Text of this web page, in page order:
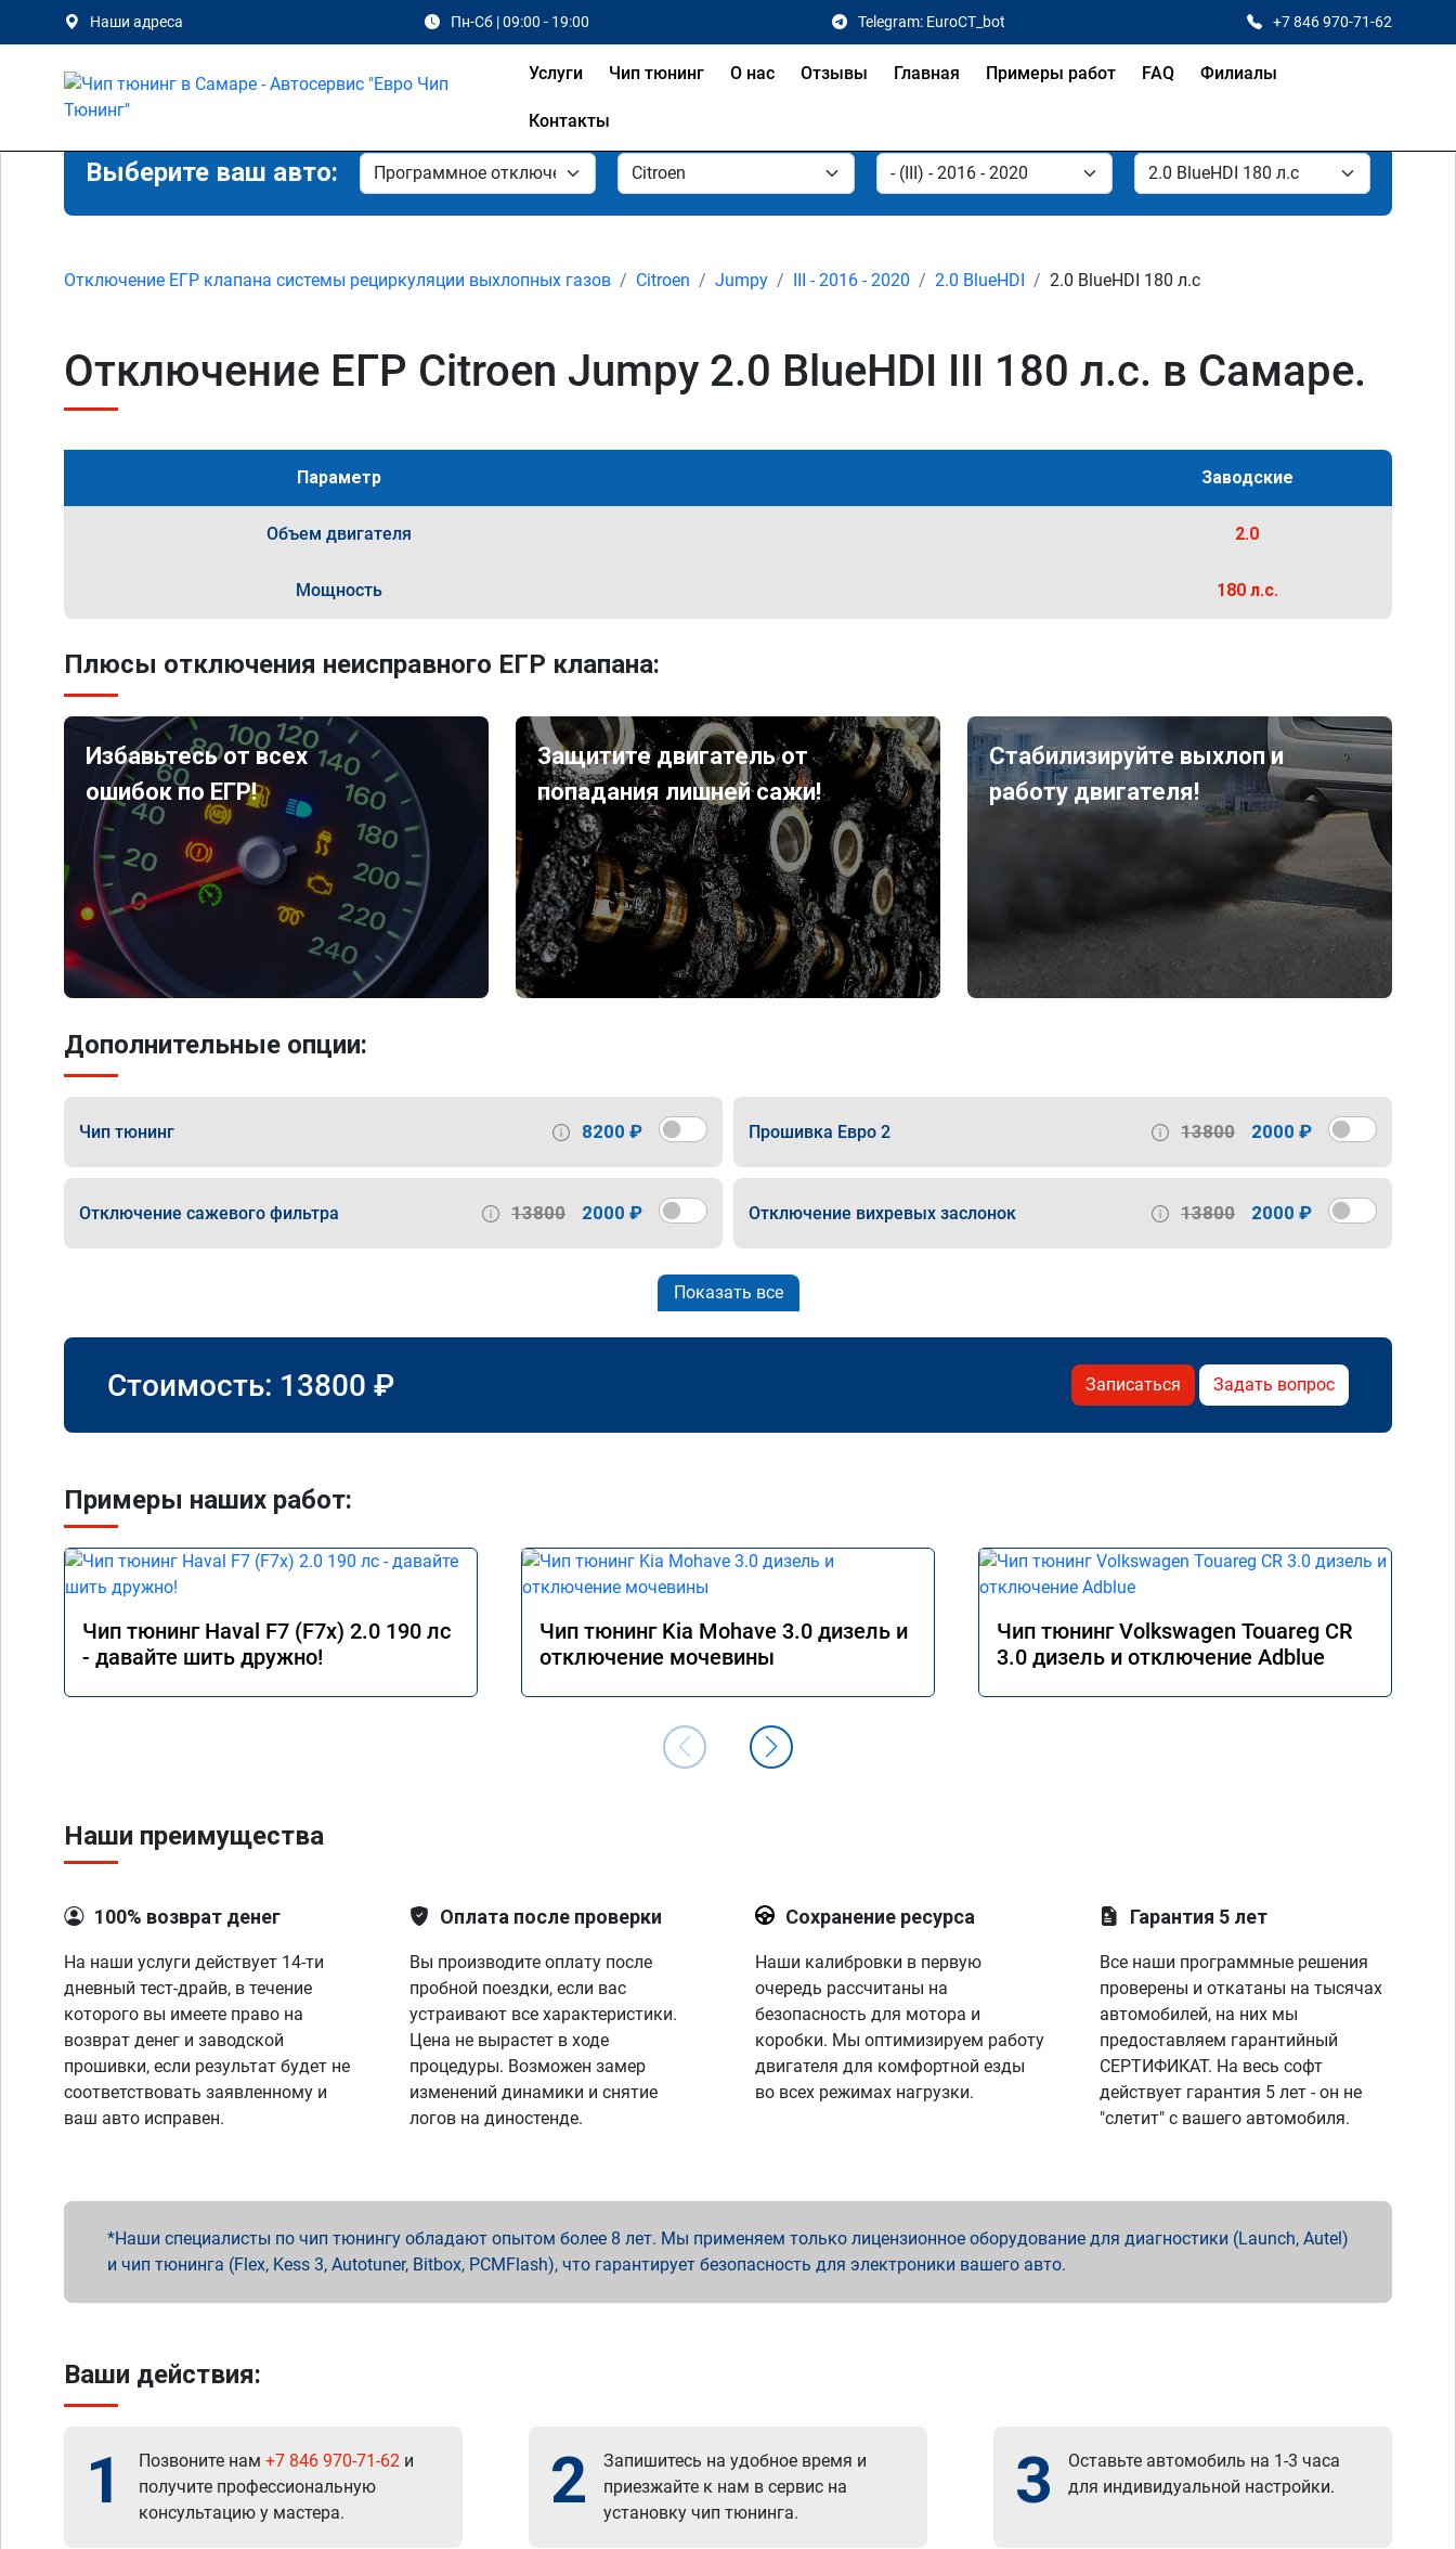
Наши адреса Пн-Сб | 09:00 - 19:00 Telegram: EuroCT_bot +7 846 970-71-62
Услуги Чип тюнинг О нас Отзывы Главная Примеры работ FAQ Филиалы
Контакты
Выберите ваш авто:
Отключение ЕГР клапана системы рециркуляции выхлопных газов Citroen Jumpy III - 2016 - 2020 2.0 BlueHDI 2.0 BlueHDI 180 л.с
Отключение ЕГР Citroen Jumpy 2.0 BlueHDI III 180 л.с. в Самаре.
Параметр Заводские
Объем двигателя 2.0
Мощность 180 л.с.
Плюсы отключения неисправного ЕГР клапана:
Избавьтесь от всех
ошибок по ЕГР!
Защитите двигатель от
попадания лишней сажи!
Стабилизируйте выхлоп и
работу двигателя!
Дополнительные опции:
Чип тюнинг 8200 ₽ Прошивка Евро 2 13800 2000 ₽
Отключение сажевого фильтра 13800 2000 ₽ Отключение вихревых заслонок 13800 2000 ₽
Показать все
Стоимость: 13800 ₽ Записаться Задать вопрос
Примеры наших работ:
Чип тюнинг Haval F7 (F7x) 2.0 190 лс
- давайте шить дружно!
Чип тюнинг Kia Mohave 3.0 дизель и
отключение мочевины
Чип тюнинг Volkswagen Touareg CR
3.0 дизель и отключение Adblue
Наши преимущества
100% возврат денег
На наши услуги действует 14-ти
дневный тест-драйв, в течение
которого вы имеете право на
возврат денег и заводской
прошивки, если результат будет не
соответствовать заявленному и
ваш авто исправен.
Оплата после проверки
Вы производите оплату после
пробной поездки, если вас
устраивают все характеристики.
Цена не вырастет в ходе
процедуры. Возможен замер
изменений динамики и снятие
логов на диностенде.
Сохранение ресурса
Наши калибровки в первую
очередь рассчитаны на
безопасность для мотора и
коробки. Мы оптимизируем работу
двигателя для комфортной езды
во всех режимах нагрузки.
Гарантия 5 лет
Все наши программные решения
проверены и откатаны на тысячах
автомобилей, на них мы
предоставляем гарантийный
СЕРТИФИКАТ. На весь софт
действует гарантия 5 лет - он не
"слетит" с вашего автомобиля.
Наши специалисты по чип тюнингу обладают опытом более 8 лет. Мы применяем только лицензионное оборудование для диагностики (Launch, Autel)
и чип тюнинга (Flex, Kess 3, Autotuner, Bitbox, PCMFlash), что гарантирует безопасность для электроники вашего авто.
Ваши действия:
1 Позвоните нам +7 846 970-71-62 и
получите профессиональную
консультацию у мастера.
2
Запишитесь на удобное время и
приезжайте к нам в сервис на
установку чип тюнинга.
3
Оставьте автомобиль на 1-3 часа
для индивидуальной настройки.